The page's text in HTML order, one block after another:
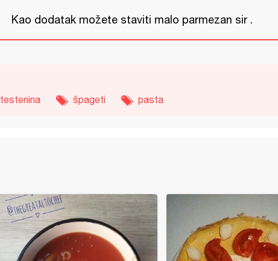
Kao dodatak možete staviti malo parmezan sir .
testenina špageti pasta